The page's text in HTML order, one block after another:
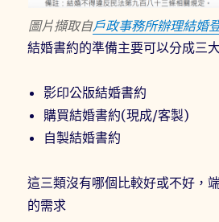
圖片擷取自戶政事務所辦理結婚
結婚書約的準備主要可以分成三
影印公版結婚書約
購買結婚書約(現成/客製)
自製結婚書約
這三類沒有哪個比較好或不好，
的需求